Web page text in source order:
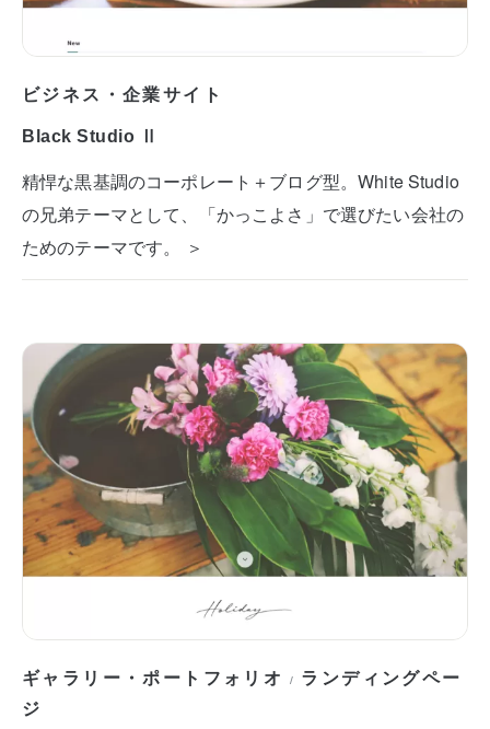
ビジネス・企業サイト
Black Studio Ⅱ
精悍な黒基調のコーポレート＋ブログ型。White Studio
の兄弟テーマとして、「かっこよさ」で選びたい会社の
ためのテーマです。 ＞
ギャラリー・ポートフォリオ / ランディングペー
ジ